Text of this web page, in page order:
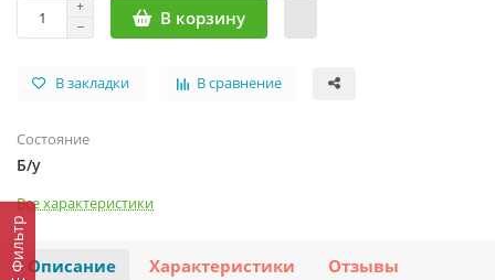
Фильтр
В корзину
В закладки В сравнение
Состояние
Б/у
Все характеристики
Описание Характеристики Отзывы